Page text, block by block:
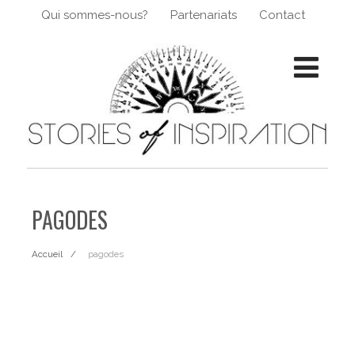
Qui sommes-nous? Partenariats Contact
PAGODES
Accueil pagodes